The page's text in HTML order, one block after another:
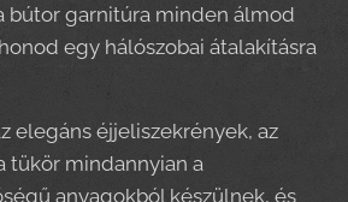
bútor garnitúra minden álmod
egy hálószobai átalakításra
elegáns éjjeliszekrények, az
tükör mindannyian a
anyagokból készülnek, és